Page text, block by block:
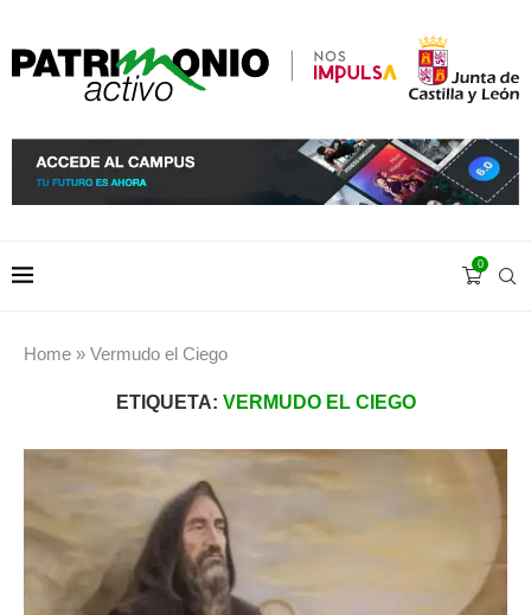
0
Home » Vermudo el Ciego
ETIQUETA: VERMUDO EL CIEGO